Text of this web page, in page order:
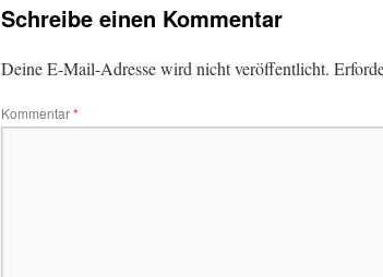
Schreibe einen Kommentar
Deine E-Mail-Adresse wird nicht veröffentlicht.
Kommentar*